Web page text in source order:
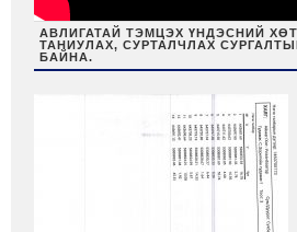
АВЛИГАТАЙ ТЭМЦЭХ ҮНДЭСНИЙ
ТАНИУЛАХ, СУРТАЛЧЛАХ
БАЙНА.